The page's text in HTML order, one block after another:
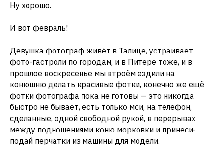
Ну хорошо.
И вот февраль!
Девушка фотограф живёт в Талице, устраивает
фото-гастроли по городам, и в Питере тоже, и в
прошлое воскресенье мы втроём ездили на
конюшню делать красивые фотки, конечно же ещё
фотки фотографа пока не готовы — это никогда
быстро не бывает, есть только мои, на телефон,
сделанные, одной свободной рукой, в перерывах
между подношениями коню морковки и принеси-
подай перчатки из машины для модели.